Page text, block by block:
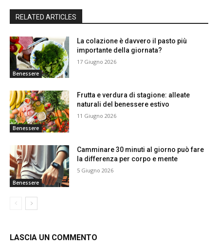
RELATED ARTICLES
Benessere
La colazione è davvero il pasto più
importante della giornata?
17 Giugno 2026
Benessere
Frutta e verdura di stagione: alleate
naturali del benessere estivo
11 Giugno 2026
Benessere
Camminare 30 minuti al giorno può fare
la differenza per corpo e mente
5 Giugno 2026
LASCIA UN COMMENTO